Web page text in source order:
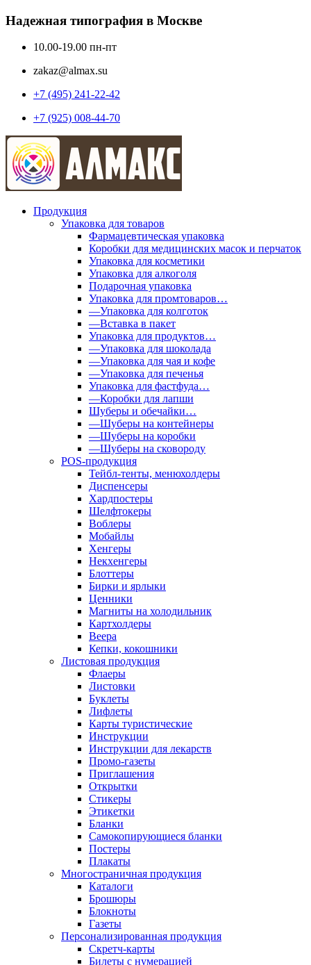
Надежная типография в Москве
10.00-19.00 пн-пт
zakaz@almax.su
+7 (495) 241-22-42
+7 (925) 008-44-70
Продукция
Упаковка для товаров
Фармацевтическая упаковка
Коробки для медицинских масок и перчаток
Упаковка для косметики
Упаковка для алкоголя
Подарочная упаковка
Упаковка для промтоваров…
—Упаковка для колготок
—Вставка в пакет
Упаковка для продуктов…
—Упаковка для шоколада
—Упаковка для чая и кофе
—Упаковка для печенья
Упаковка для фастфуда…
—Коробки для лапши
Шуберы и обечайки…
—Шуберы на контейнеры
—Шуберы на коробки
—Шуберы на сковороду
POS-продукция
Тейбл-тенты, менюхолдеры
Диспенсеры
Хардпостеры
Шелфтокеры
Воблеры
Мобайлы
Хенгеры
Некхенгеры
Блоттеры
Бирки и ярлыки
Ценники
Магниты на холодильник
Картхолдеры
Веера
Кепки, кокошники
Листовая продукция
Флаеры
Листовки
Буклеты
Лифлеты
Карты туристические
Инструкции
Инструкции для лекарств
Промо-газеты
Приглашения
Открытки
Стикеры
Этикетки
Бланки
Самокопирующиеся бланки
Постеры
Плакаты
Многостраничная продукция
Каталоги
Брошюры
Блокноты
Газеты
Персонализированная продукция
Скретч-карты
Билеты с нумерацией